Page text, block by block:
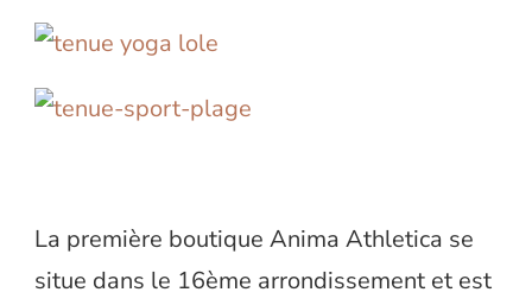
La première boutique Anima Athletica se
situe dans le 16ème arrondissement et est